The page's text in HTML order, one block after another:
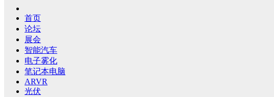
首页
论坛
展会
智能汽车
电子雾化
笔记本电脑
ARVR
光伏